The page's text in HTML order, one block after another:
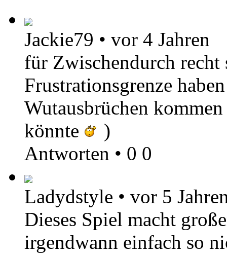
Jackie79 • vor 4 Jahren
für Zwischendurch recht
Frustrationsgrenze
Wutausbrüchen
könnte
)
Antworten • 0 0
Ladydstyle • vor 5
Dieses Spiel macht
irgendwann einfach so